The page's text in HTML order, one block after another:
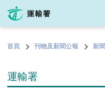
內
的首頁 刊物及新聞公報 新
運輸署